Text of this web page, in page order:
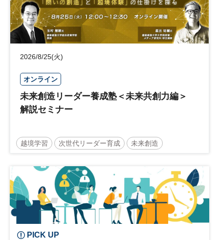
2026/8/25(火)
オンライン
未来創造リーダー養成塾＜未来共創力編＞
解説セミナー
越境学習 次世代リーダー育成 未来創造
PICK UP